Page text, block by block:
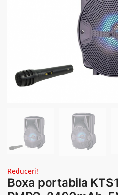
Reduceri!
Boxa portabila